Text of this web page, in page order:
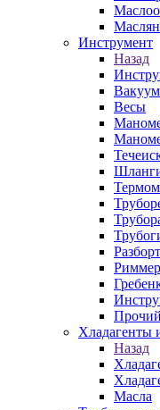
Инструмент
Назад
Весы
Хладагенты
Назад
Масла